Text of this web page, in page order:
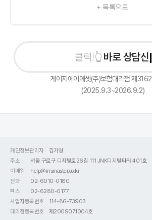
+ 목록으로
바로 상담신청하
케이지에이에셋(주)보험대리점 제
(2025.9.3~2026.9.2)
개인정보관리자
김기영
주소
서울 구로구 디지털로26길 111 JNK디지털타워 401호
이메일
help@insmaster.co.kr
전화
02-6010-0180
팩스
02-6280-0177
사업자등록번호
114-86-73903
대리점등록번호
제2009071004호